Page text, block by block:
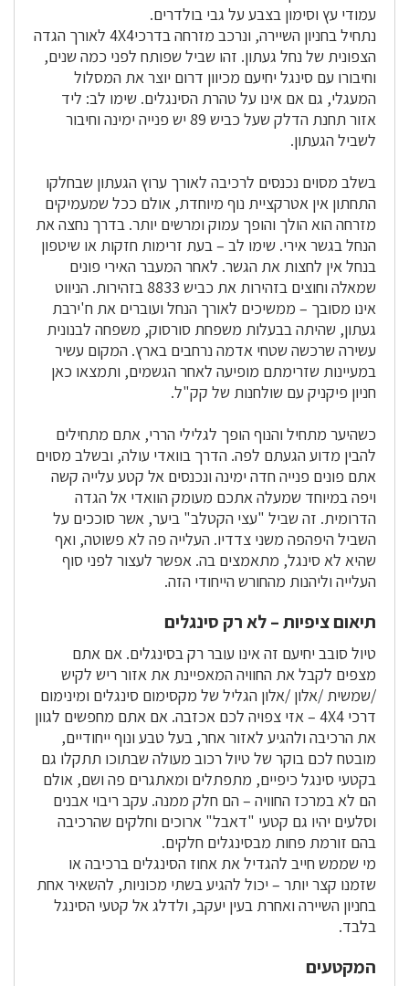
עמודי עץ וסימון בצבע על גבי בולדרים.
נתחיל בחניון השיירה, ונרכב מזרחה בדרכי4X4 לאורך הגדה
הצפונית של נחל געתון. זהו שביל שפותח לפני כמה שנים,
וחיבורו עם סינגל יחיעם מכיוון דרום יוצר את המסלול
המעגלי, גם אם אינו על טהרת הסינגלים. שימו לב: ליד
אזור תחנת הדלק שעל כביש 89 יש פנייה ימינה וחיבור
לשביל הגעתון.
בשלב מסוים נכנסים לרכיבה לאורך ערוץ הגעתון שבחלקו
התחתון אין אטרקציית נוף מיוחדת, אולם ככל שמעמיקים
מזרחה הוא הולך והופך עמוק ומרשים יותר. בדרך נחצה את
הנחל בגשר אירי. שימו לב – בעת זרימות חזקות או שיטפון
בנחל אין לחצות את הגשר. לאחר המעבר האירי פונים
שמאלה וחוצים בזהירות את כביש 8833 בזהירות. הניווט
אינו מסובך – ממשיכים לאורך הנחל ועוברים את ח'ירבת
געתון, שהיתה בבעלות משפחת סורסוק, משפחה לבנונית
עשירה שרכשה שטחי אדמה נרחבים בארץ. המקום עשיר
במעיינות שזרימתם מופיעה לאחר הגשמים, ותמצאו כאן
חניון פיקניק עם שולחנות של קק"ל.
כשהיער מתחיל והנוף הופך לגלילי הררי, אתם מתחילים
להבין מדוע הגעתם לפה. הדרך בוואדי עולה, ובשלב מסוים
אתם פונים פנייה חדה ימינה ונכנסים אל קטע עלייה קשה
ויפה במיוחד שמעלה אתכם מעומק הוואדי אל הגדה
הדרומית. זה שביל "עצי הקטלב" ביער, אשר סוככים על
השביל היפהפה משני צדדיו. העלייה פה לא פשוטה, ואף
שהיא לא סינגל, מתאמצים בה. אפשר לעצור לפני סוף
העלייה וליהנות מהחורש הייחודי הזה.
תיאום ציפיות – לא רק סינגלים
טיול סובב יחיעם זה אינו עובר רק בסינגלים. אם אתם
מצפים לקבל את החוויה המאפיינת את אזור ריש לקיש
/שמשית /אלון /אלון הגליל של מקסימום סינגלים ומינימום
דרכי 4X4 – אזי צפויה לכם אכזבה. אם אתם מחפשים לגוון
את הרכיבה ולהגיע לאזור אחר, בעל טבע ונוף ייחודיים,
מובטח לכם בוקר של טיול רכוב מעולה שבתוכו תתקלו גם
בקטעי סינגל כיפיים, מתפתלים ומאתגרים פה ושם, אולם
הם לא במרכז החוויה – הם חלק ממנה. עקב ריבוי אבנים
וסלעים יהיו גם קטעי "דאבל" ארוכים וחלקים שהרכיבה
בהם זורמת פחות מבסינגלים חלקים.
מי שממש חייב להגדיל את אחוז הסינגלים ברכיבה או
שזמנו קצר יותר – יכול להגיע בשתי מכוניות, להשאיר אחת
בחניון השיירה ואחרת בעין יעקב, ולדלג אל קטעי הסינגל
בלבד.
המקטעים